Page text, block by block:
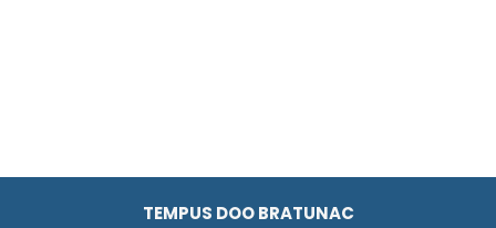
TEMPUS DOO BRATUNAC